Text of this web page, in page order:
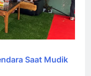
Saat Mudik